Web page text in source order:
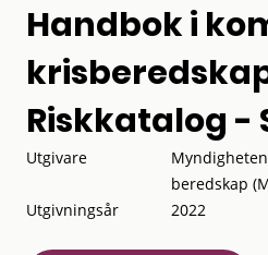
Handbok i
Riskkatalog -
Utgivare
beredskap
Utgivningsår
2022